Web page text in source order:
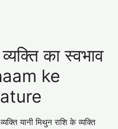
का स्वभाव
ke
यानी मिथुन राशि के व्यक्ति